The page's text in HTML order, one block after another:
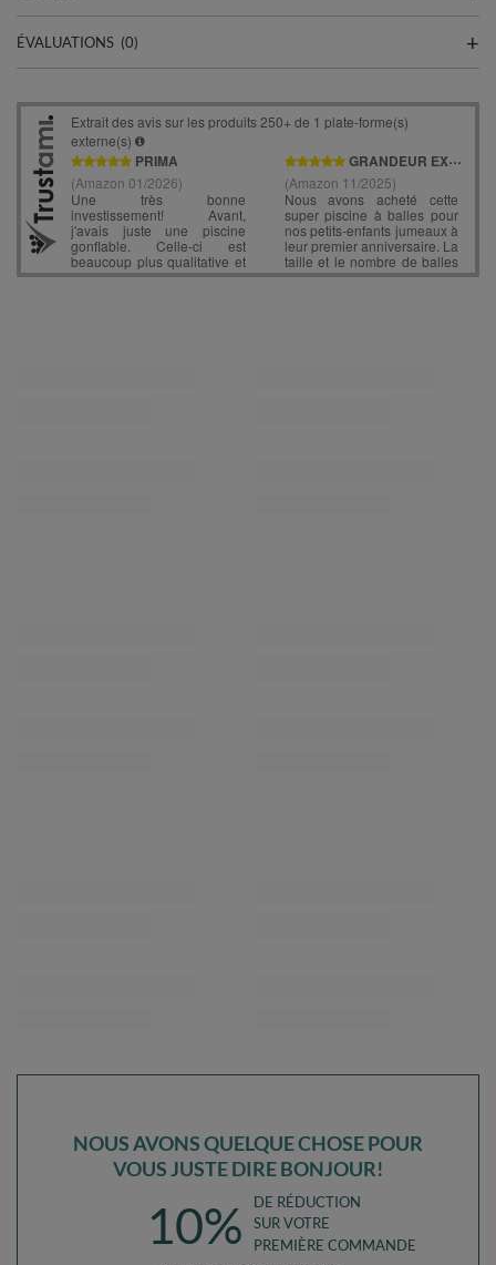
ÉVALUATIONS (0)
NOUS AVONS QUELQUE CHOSE POUR
VOUS JUSTE DIRE BONJOUR!
10%
DE RÉDUCTION
SUR VOTRE
PREMIÈRE COMMANDE